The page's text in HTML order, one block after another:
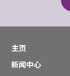
主页
新闻中心